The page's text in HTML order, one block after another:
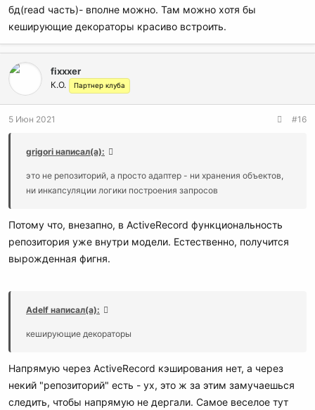
бд(read часть)- вполне можно. Там можно хотя бы
кеширующие декораторы красиво встроить.
fixxxer
К.О. Партнер клуба
5 Июн 2021 #16
grigori написал(а):
это не репозиторий, а просто адаптер - ни хранения объектов,
ни инкапсуляции логики построения запросов
Потому что, внезапно, в ActiveRecord функциональность
репозитория уже внутри модели. Естественно, получится
вырожденная фигня.
Adelf написал(а):
кеширующие декораторы
Напрямую через ActiveRecord кэширования нет, а через
некий "репозиторий" есть - ух, это ж за этим замучаешься
следить, чтобы напрямую не дергали. Самое веселое тут